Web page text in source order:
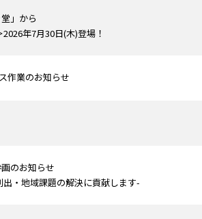
」から
年7月30日(木)登場！
作業のお知らせ
のお知らせ
・地域課題の解決に貢献します-